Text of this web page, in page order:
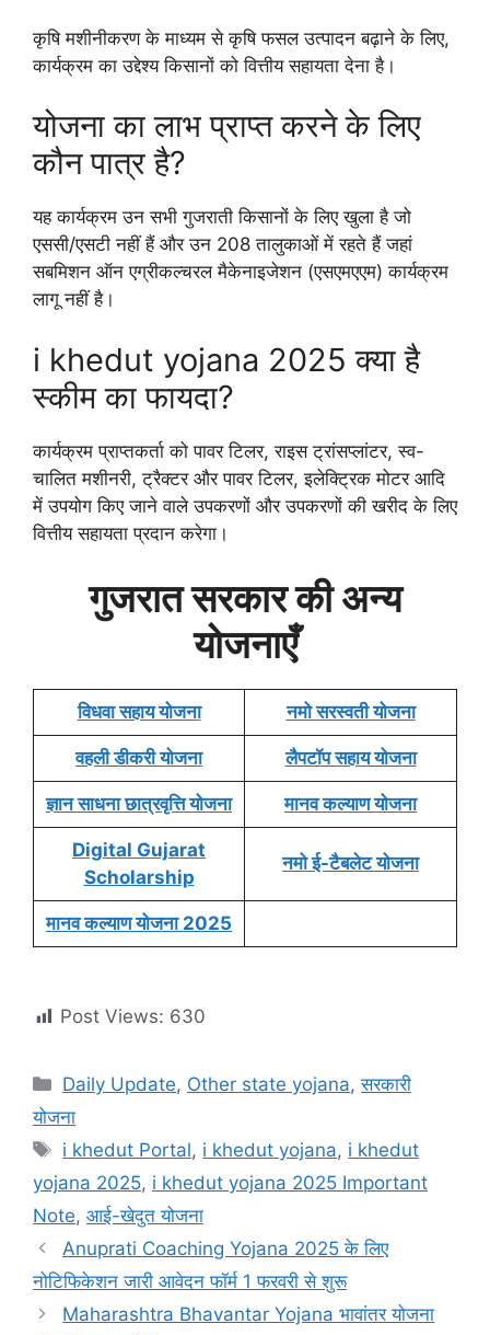
कृषि मशीनीकरण के माध्यम से कृषि फसल उत्पादन बढ़ाने के लिए,
कार्यक्रम का उद्देश्य किसानों को वित्तीय सहायता देना है।
योजना का लाभ प्राप्त करने के लिए
कौन पात्र है?
यह कार्यक्रम उन सभी गुजराती किसानों के लिए खुला है जो
एससी/एसटी नहीं हैं और उन 208 तालुकाओं में रहते हैं जहां
सबमिशन ऑन एग्रीकल्चरल मैकेनाइजेशन (एसएमएएम) कार्यक्रम
लागू नहीं है।
i khedut yojana 2025 क्या है
स्कीम का फायदा?
कार्यक्रम प्राप्तकर्ता को पावर टिलर, राइस ट्रांसप्लांटर, स्व-
चालित मशीनरी, ट्रैक्टर और पावर टिलर, इलेक्ट्रिक मोटर आदि
में उपयोग किए जाने वाले उपकरणों और उपकरणों की खरीद के लिए
वित्तीय सहायता प्रदान करेगा।
गुजरात सरकार की अन्य
योजनाएँ
विधवा सहाय योजना नमो सरस्वती योजना
वहली डीकरी योजना लैपटॉप सहाय योजना
ज्ञान साधना छात्रवृत्ति योजना मानव कल्याण योजना
Digital Gujarat
Scholarship
नमो ई-टैबलेट योजना
मानव कल्याण योजना 2025
Post Views: 630
Categories
Daily Update, Other state yojana,सरकारी
योजना
Tags
i khedut Portal, i khedut yojana, i khedut
yojana 2025, i khedut yojana 2025 Important
Note, आई-खेदुत योजना
Anuprati Coaching Yojana 2025 के लिए
नोटिफिकेशन जारी आवेदन फॉर्म 1 फरवरी से शुरू
Maharashtra Bhavantar Yojana भावांतर योजना